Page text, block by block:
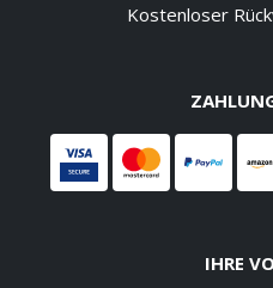
Kostenloser
IHRE